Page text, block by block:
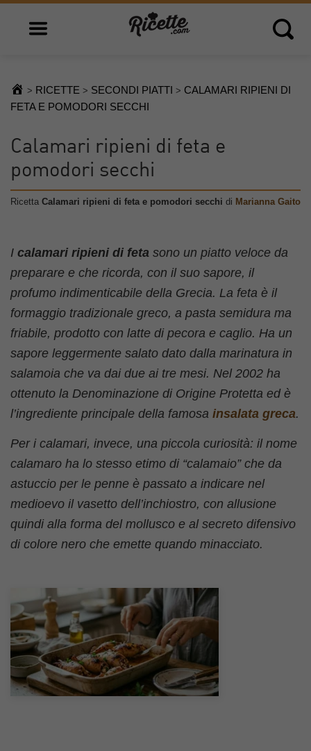
Open main menu Open
> RICETTE > SECONDI PIATTI > CALAMARI RIPIENI DI
FETA E POMODORI SECCHI
Calamari ripieni di feta e
pomodori secchi
Ricetta Calamari ripieni di feta e pomodori secchi di Marianna Gaito
I calamari ripieni di feta sono un piatto veloce da
preparare e che ricorda, con il suo sapore, il
profumo indimenticabile della Grecia. La feta è il
formaggio tradizionale greco, a pasta semidura ma
friabile, prodotto con latte di pecora e caglio. Ha un
sapore leggermente salato dato dalla marinatura in
salamoia che va dai due ai tre mesi. Nel 2002 ha
ottenuto la Denominazione di Origine Protetta ed è
l’ingrediente principale della famosa insalata greca.
Per i calamari, invece, una piccola curiosità: il nome
calamaro ha lo stesso etimo di “calamaio” che da
astuccio per le penne è passato a indicare nel
medioevo il vasetto dell’inchiostro, con allusione
quindi alla forma del mollusco e al secreto difensivo
di colore nero che emette quando minacciato.